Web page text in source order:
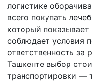
логистике
всего покупать
который
соблюдает условия
ответственность за
Ташкенте выбор
транспортировки —